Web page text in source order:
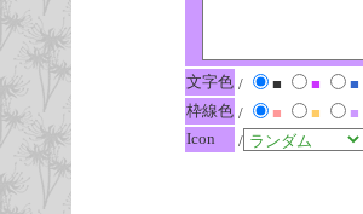
文字色 / ■ ■ ■
枠線色 / ■ ■ ■
Icon
/